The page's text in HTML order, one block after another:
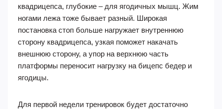
квадрицепса, глубокие – для ягодичных мышц. Жим
ногами лежа тоже бывает разный. Широкая
постановка стоп больше нагружает внутреннюю
сторону квадрицепса, узкая поможет накачать
внешнюю сторону, а упор на верхнюю часть
платформы переносит нагрузку на бицепс бедер и
ягодицы.
Для первой недели тренировок будет достаточно